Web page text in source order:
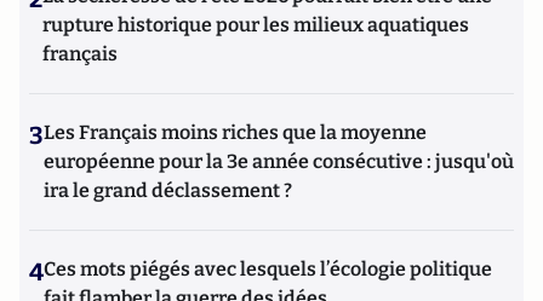
rupture historique pour les milieux aquatiques
français
3Les Français moins riches que la moyenne
européenne pour la 3e année consécutive : jusqu'où
ira le grand déclassement ?
4Ces mots piégés avec lesquels l’écologie politique